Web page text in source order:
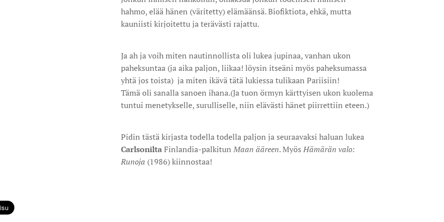
hahmo, elää hänen (väritetty) elämäänsä. Biofiktiota, ehkä, mutta
kauniisti kirjoitettu ja terävästi rajattu.
Ja ah ja voih miten nautinnollista oli lukea jupinaa, vanhan ukon
paheksuntaa (ja aika paljon, liikaa! löysin itseäni myös paheksumassa
yhtä jos toista) ja miten ikävä tätä lukiessa tulikaan Pariisiin!
Tämä oli sanalla sanoen ihana.(Ja tuon örmyn kärttyisen ukon kuolema
tuntui menetykselle, surulliselle, niin elävästi hänet piirrettiin eteen.)
Pidin tästä kirjasta todella todella paljon ja seuraavaksi haluan lukea
CarlsoniltaFinlandia-palkitun Maan ääreen. Myös Hämärän valo:
Runoja (1986) kiinnostaa!